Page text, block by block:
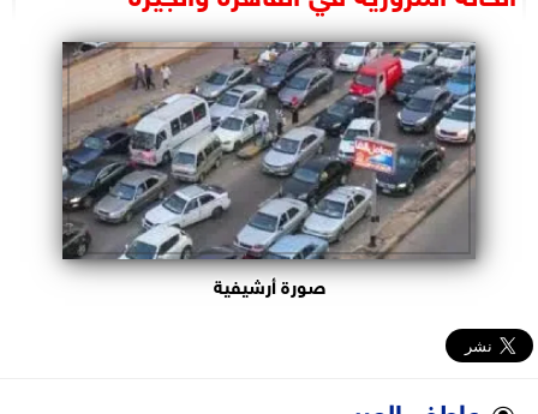
البرلمان
الوزارات
الأحزاب
صورة أرشيفية